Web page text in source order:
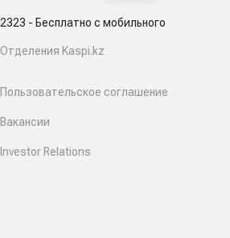
2323 - Бесплатно с мобильного
Отделения Kaspi.kz
Пользовательское соглашение
Вакансии
Investor Relations